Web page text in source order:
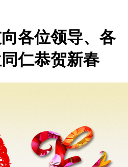
各位领导、各
仁恭贺新春